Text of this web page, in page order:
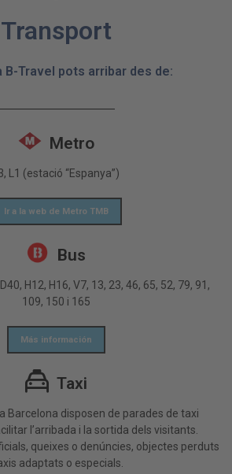
Transport
B-Travel pots arribar des de:
Metro
L1 (estació “Espanya”)
Ir a la web de Metro TMB
Bus
H12, H16, V7, 13, 23, 46, 65, 52, 79, 91,
109, 150 i 165
Más información
Taxi
Barcelona disposen de parades de taxi
l’arribada i la sortida dels visitants.
queixes o denúncies, objectes perduts
adaptats o especials.